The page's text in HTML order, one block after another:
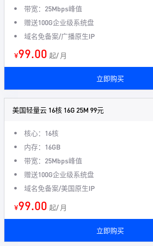
带宽：25Mbps峰值
赠送100G企业级系统盘
域名免备案/广播原生IP
¥99.00 起/ 月
立即购买
美国轻量云 16核 16G 25M 99元
核心：16核
内存：16GB
带宽：25Mbps峰值
赠送100G企业级系统盘
域名免备案/美国原生IP
¥99.00 起/ 月
立即购买